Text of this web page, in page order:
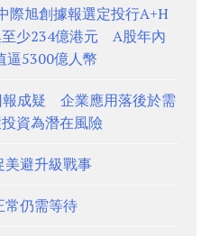
際旭創據報選定投行A+H
至少234億港元 A股年內
逼5300億人幣
成疑 企業應用落後於需
資為潛在風險
美避升級戰事
常仍需等待